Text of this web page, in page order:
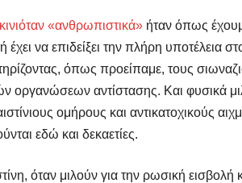
κινιόταν «ανθρωπιστικά»ήταν όπως
να επιδείξει την πλήρη υποτέλεια
όπως προείπαμε, τους
οργανώσεων αντίστασης. Και φυσικά
ομήρους και αντικατοχικούς
εδώ και δεκαετίες.
όταν μιλούν για την ρωσική εισβολή